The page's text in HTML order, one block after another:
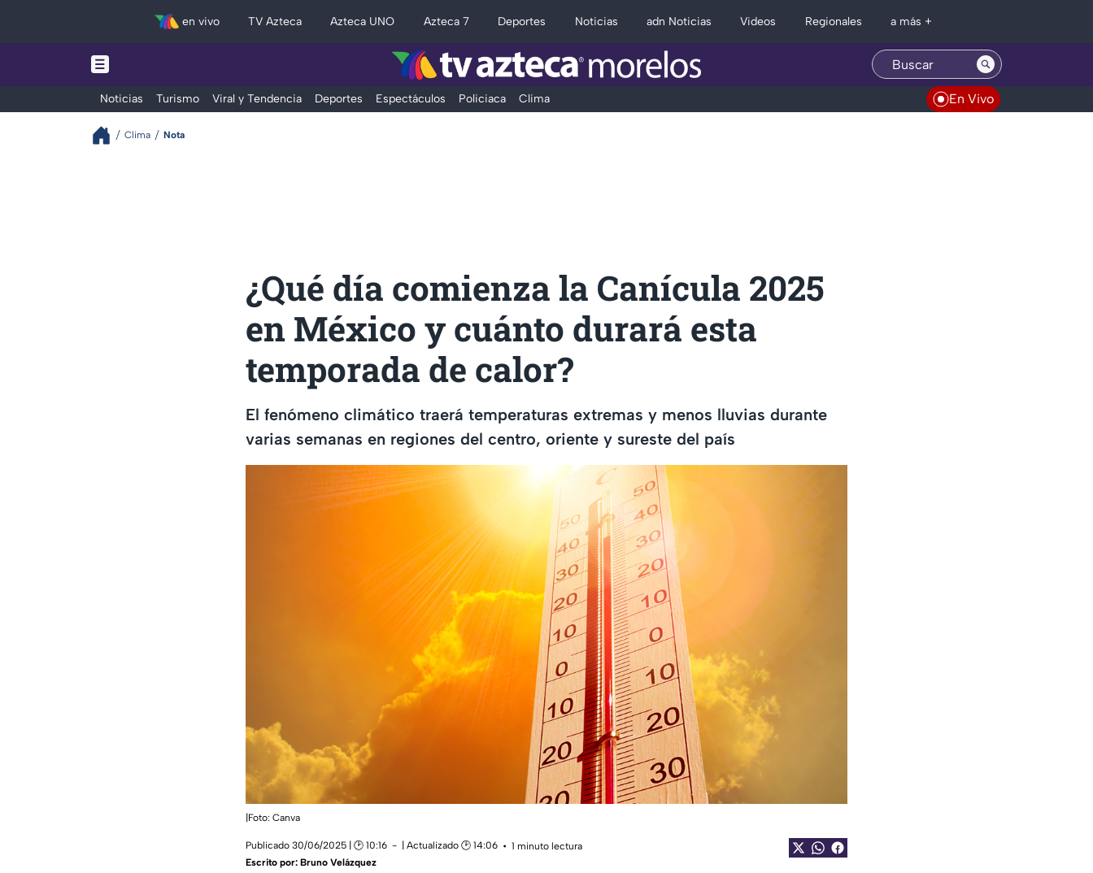
en vivo TV Azteca Azteca UNO Azteca 7 Deportes Noticias adn Noticias Videos Regionales a más +
Noticias Turismo Viral y Tendencia Deportes Espectáculos Policiaca Clima En Vivo
Clima Nota
¿Qué día comienza la Canícula 2025
en México y cuánto durará esta
temporada de calor?
El fenómeno climático traerá temperaturas extremas y menos lluvias durante
varias semanas en regiones del centro, oriente y sureste del país
|Foto: Canva
Publicado 30/06/2025 | 🕑 10:16 | Actualizado 🕑 14:06
1 minuto lectura
Escrito por: Bruno Velázquez